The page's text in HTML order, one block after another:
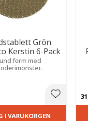
Grön
Kerstin 6-Pack
form med
Lägg till
I VARUKORGEN